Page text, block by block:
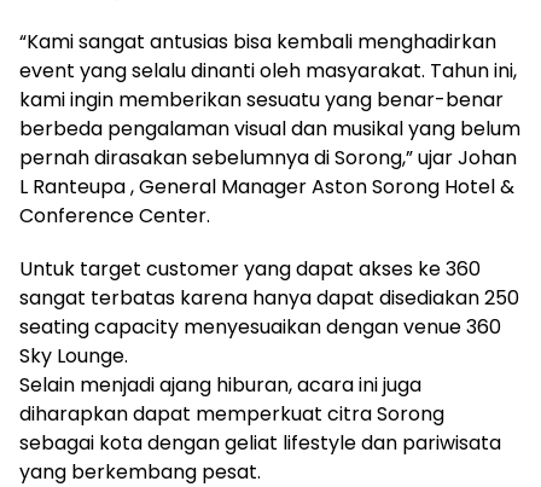
“Kami sangat antusias bisa kembali menghadirkan
event yang selalu dinanti oleh masyarakat. Tahun ini,
kami ingin memberikan sesuatu yang benar-benar
berbeda pengalaman visual dan musikal yang belum
pernah dirasakan sebelumnya di Sorong,” ujar Johan
L Ranteupa , General Manager Aston Sorong Hotel &
Conference Center.
Untuk target customer yang dapat akses ke 360
sangat terbatas karena hanya dapat disediakan 250
seating capacity menyesuaikan dengan venue 360
Sky Lounge.
Selain menjadi ajang hiburan, acara ini juga
diharapkan dapat memperkuat citra Sorong
sebagai kota dengan geliat lifestyle dan pariwisata
yang berkembang pesat.